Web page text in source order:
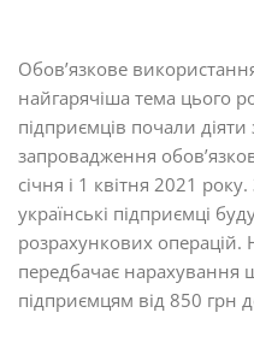
Обов’язкове
найгарячіша тема цього
підприємців почали
запровадження
січня і 1 квітня 2021
українські підприємці
розрахункових операцій.
передбачає нарахування
підприємцям від 850 грн